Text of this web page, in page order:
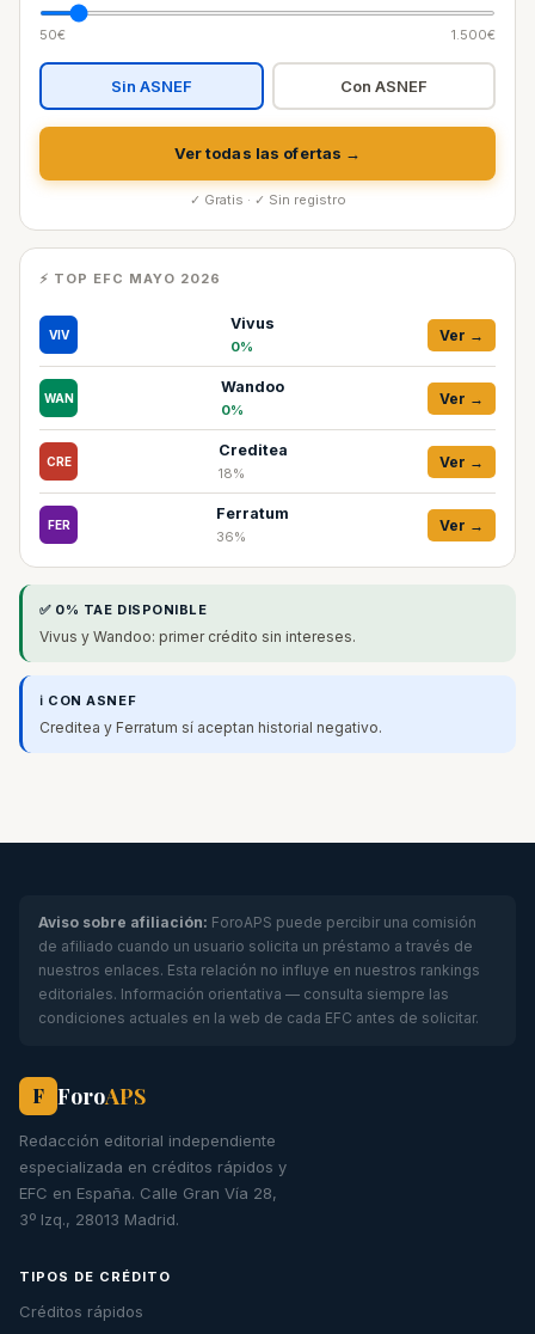
50€ 1.500€
Sin ASNEF Con ASNEF
Ver todas las ofertas →
✓ Gratis · ✓ Sin registro
⚡ TOP EFC MAYO 2026
VIV
Vivus
0%
Ver →
WAN
Wandoo
0%
Ver →
CRE
Creditea
18%
Ver →
FER
Ferratum
36%
Ver →
✅ 0% TAE DISPONIBLE
Vivus y Wandoo: primer crédito sin intereses.
ℹ️ CON ASNEF
Creditea y Ferratum sí aceptan historial negativo.
Aviso sobre afiliación: ForoAPS puede percibir una comisión
de afiliado cuando un usuario solicita un préstamo a través de
nuestros enlaces. Esta relación no influye en nuestros rankings
editoriales. Información orientativa — consulta siempre las
condiciones actuales en la web de cada EFC antes de solicitar.
F ForoAPS
Redacción editorial independiente
especializada en créditos rápidos y
EFC en España. Calle Gran Vía 28,
3º Izq., 28013 Madrid.
TIPOS DE CRÉDITO
Créditos rápidos